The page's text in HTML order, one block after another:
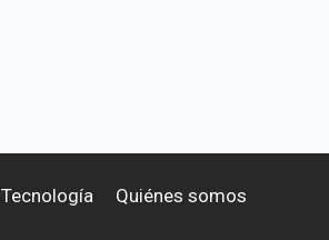
Tecnología
Quiénes somos